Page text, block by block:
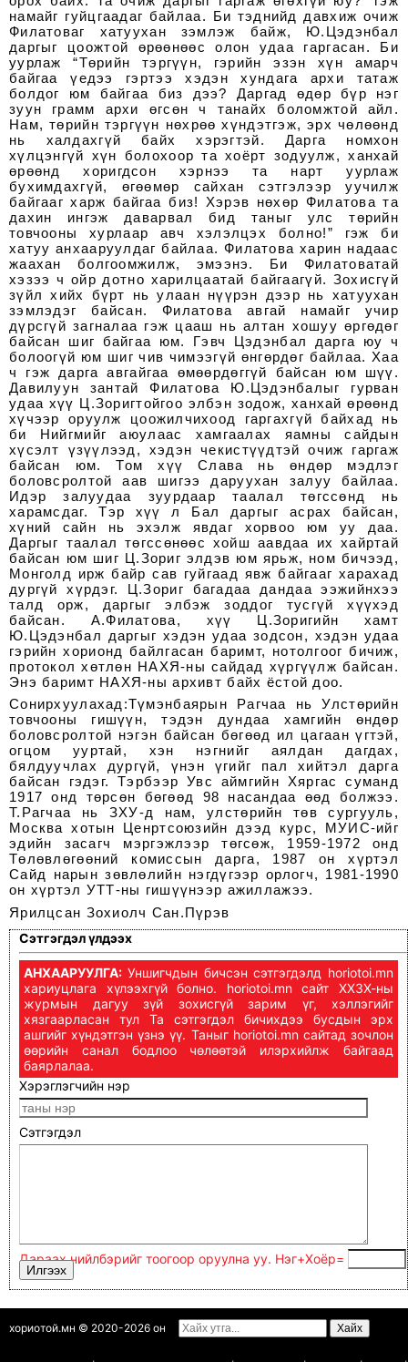
намайг гуйцгаадаг байлаа. Би тэднийд давхиж очиж
Филатоваг хатуухан зэмлэж байж, Ю.Цэдэнбал
даргыг цоожтой өрөөнөөс олон удаа гаргасан. Би
уурлаж “Төрийн тэргүүн, гэрийн эзэн хүн амарч
байгаа үедээ гэртээ хэдэн хундага архи татаж
болдог юм байгаа биз дээ? Даргад өдөр бүр нэг
зуун грамм архи өгсөн ч танайх боломжтой айл.
Нам, төрийн тэргүүн нөхрөө хүндэтгэж, эрх чөлөөнд
нь халдахгүй байх хэрэгтэй. Дарга номхон
хүлцэнгүй хүн болохоор та хоёрт зодуулж, ханхай
өрөөнд хоригдсон хэрнээ та нарт уурлаж
бухимдахгүй, өгөөмөр сайхан сэтгэлээр уучилж
байгааг харж байгаа биз! Хэрэв нөхөр Филатова та
дахин ингэж даварвал бид таныг улс төрийн
товчооны хурлаар авч хэлэлцэх болно!” гэж би
хатуу анхааруулдаг байлаа. Филатова харин надаас
жаахан болгоомжилж, эмээнэ. Би Филатоватай
хэзээ ч ойр дотно харилцаатай байгаагүй. Зохисгүй
зүйл хийх бүрт нь улаан нүүрэн дээр нь хатуухан
зэмлэдэг байсан. Филатова авгай намайг учир
дүрсгүй загналаа гэж цааш нь алтан хошуу өргөдөг
байсан шиг байгаа юм. Гэвч Цэдэнбал дарга юу ч
болоогүй юм шиг чив чимээгүй өнгөрдөг байлаа. Хаа
ч гэж дарга авгайгаа өмөөрдөггүй байсан юм шүү.
Давилуун зантай Филатова Ю.Цэдэнбалыг гурван
удаа хүү Ц.Зоригтойгоо элбэн зодож, ханхай өрөөнд
хүчээр оруулж цоожилчихоод гаргахгүй байхад нь
би Нийгмийг аюулаас хамгаалах яамны сайдын
хүсэлт үзүүлээд, хэдэн чекистүүдтэй очиж гаргаж
байсан юм. Том хүү Слава нь өндөр мэдлэг
боловсролтой аав шигээ даруухан залуу байлаа.
Идэр залуудаа зуурдаар таалал төгссөнд нь
харамсдаг. Тэр хүү л Бал даргыг асрах байсан,
хүний сайн нь эхэлж явдаг хорвоо юм уу даа.
Даргыг таалал төгссөнөөс хойш аавдаа их хайртай
байсан юм шиг Ц.Зориг элдэв юм ярьж, ном бичээд,
Монголд ирж байр сав гуйгаад явж байгааг харахад
дургүй хүрдэг. Ц.Зориг багадаа дандаа ээжийнхээ
талд орж, даргыг элбэж зоддог тусгүй хүүхэд
байсан. А.Филатова, хүү Ц.Зоригийн хамт
Ю.Цэдэнбал даргыг хэдэн удаа зодсон, хэдэн удаа
гэрийн хорионд байлгасан баримт, нотолгоог бичиж,
протокол хөтлөн НАХЯ-ны сайдад хүргүүлж байсан.
Энэ баримт НАХЯ-ны архивт байх ёстой доо.
Сонирхуулахад:Түмэнбаярын Рагчаа нь Улстөрийн
товчооны гишүүн, тэдэн дундаа хамгийн өндөр
боловсролтой нэгэн байсан бөгөөд ил цагаан үгтэй,
огцом ууртай, хэн нэгнийг аялдан дагдах,
бялдуучлах дургүй, үнэн үгийг пал хийтэл дарга
байсан гэдэг. Тэрбээр Увс аймгийн Хяргас суманд
1917 онд төрсөн бөгөөд 98 насандаа өөд болжээ.
Т.Рагчаа нь ЗХУ-д нам, улстөрийн төв сургууль,
Москва хотын Ценртсоюзийн дээд курс, МУИС-ийг
эдийн засагч мэргэжлээр төгсөж, 1959-1972 онд
Төлөвлөгөөний комиссын дарга, 1987 он хүртэл
Сайд нарын зөвлөлийн нэгдүгээр орлогч, 1981-1990
он хүртэл УТТ-ны гишүүнээр ажиллажээ.
Ярилцсан Зохиолч Сан.Пүрэв
Сэтгэгдэл үлдээх
АНХААРУУЛГА: Уншигчдын бичсэн сэтгэгдэлд horiotoi.mn
хариуцлага хүлээхгүй болно. horiotoi.mn сайт ХХЗХ-ны
журмын дагуу зүй зохисгүй зарим үг, хэллэгийг
хязгаарласан тул Та сэтгэгдэл бичихдээ бусдын эрх
ашгийг хүндэтгэн үзнэ үү. Таныг horiotoi.mn сайтад зочлон
өөрийн санал бодлоо чөлөөтэй илэрхийлж байгаад
баярлалаа.
Хэрэглэгчийн нэр
Сэтгэгдэл
Дараах нийлбэрийг тоогоор оруулна уу. Нэг+Xoёp=
хориотой.мн © 2020-2026 он